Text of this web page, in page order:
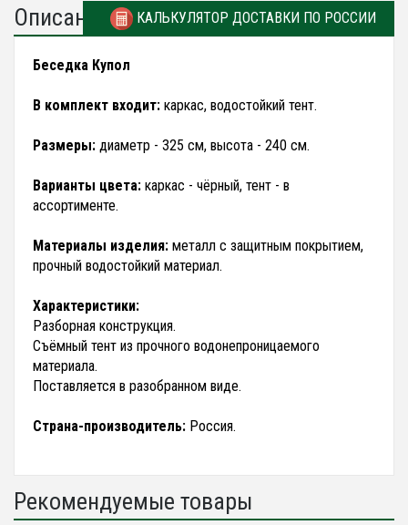
Описание КАЛЬКУЛЯТОР ДОСТАВКИ ПО РОССИИ
Беседка Купол
В комплект входит: каркас, водостойкий тент.
Размеры: диаметр - 325 см, высота - 240 см.
Варианты цвета: каркас - чёрный, тент - в
ассортименте.
Материалы изделия: металл с защитным покрытием,
прочный водостойкий материал.
Характеристики:
Разборная конструкция.
Съёмный тент из прочного водонепроницаемого
материала.
Поставляется в разобранном виде.
Страна-производитель: Россия.
Рекомендуемые товары